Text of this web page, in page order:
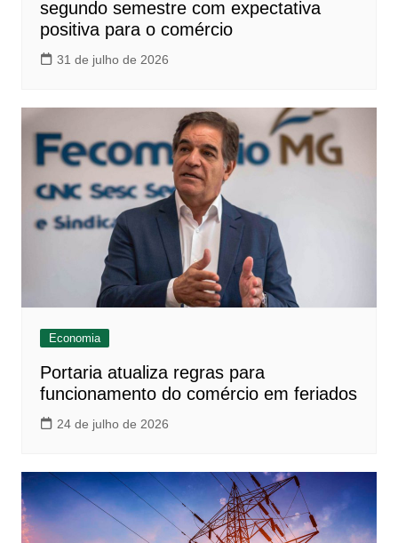
segundo semestre com expectativa
positiva para o comércio
31 de julho de 2026
Economia
Portaria atualiza regras para
funcionamento do comércio em feriados
24 de julho de 2026